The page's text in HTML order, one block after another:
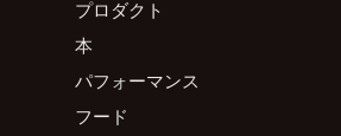
プロダクト
本
パフォーマンス
フード